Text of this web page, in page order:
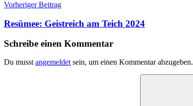
Vorheriger Beitrag
Resümee: Geistreich am Teich 2024
Schreibe einen Kommentar
Du musstangemeldetsein, um einen Kommentar abzugeben.